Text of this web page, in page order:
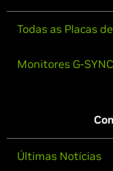
Todas as Placas
Monitores G-SYNC
Últimas Notícias